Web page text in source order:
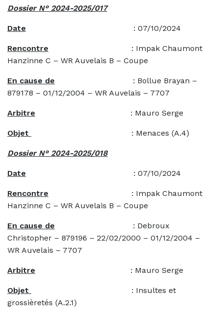
Dossier N° 2024-2025/017
Date : 07/10/2024
Rencontre : Impak Chaumont
Hanzinne C – WR Auvelais B – Coupe
En cause de : Bollue Brayan –
879178 – 01/12/2004 – WR Auvelais – 7707
Arbitre : Mauro Serge
Objet : Menaces (A.4)
Dossier N° 2024-2025/018
Date : 07/10/2024
Rencontre : Impak Chaumont
Hanzinne C – WR Auvelais B – Coupe
En cause de : Debroux
Christopher – 879196 – 22/02/2000 – 01/12/2004 –
WR Auvelais – 7707
Arbitre : Mauro Serge
Objet
: Insultes et
grossièretés (A.2.1)